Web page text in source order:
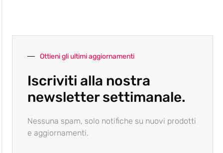
Ottieni gli ultimi aggiornamenti
Iscriviti alla nostra
newsletter settimanale.
Nessuna spam, solo notifiche su nuovi prodotti
e aggiornamenti.